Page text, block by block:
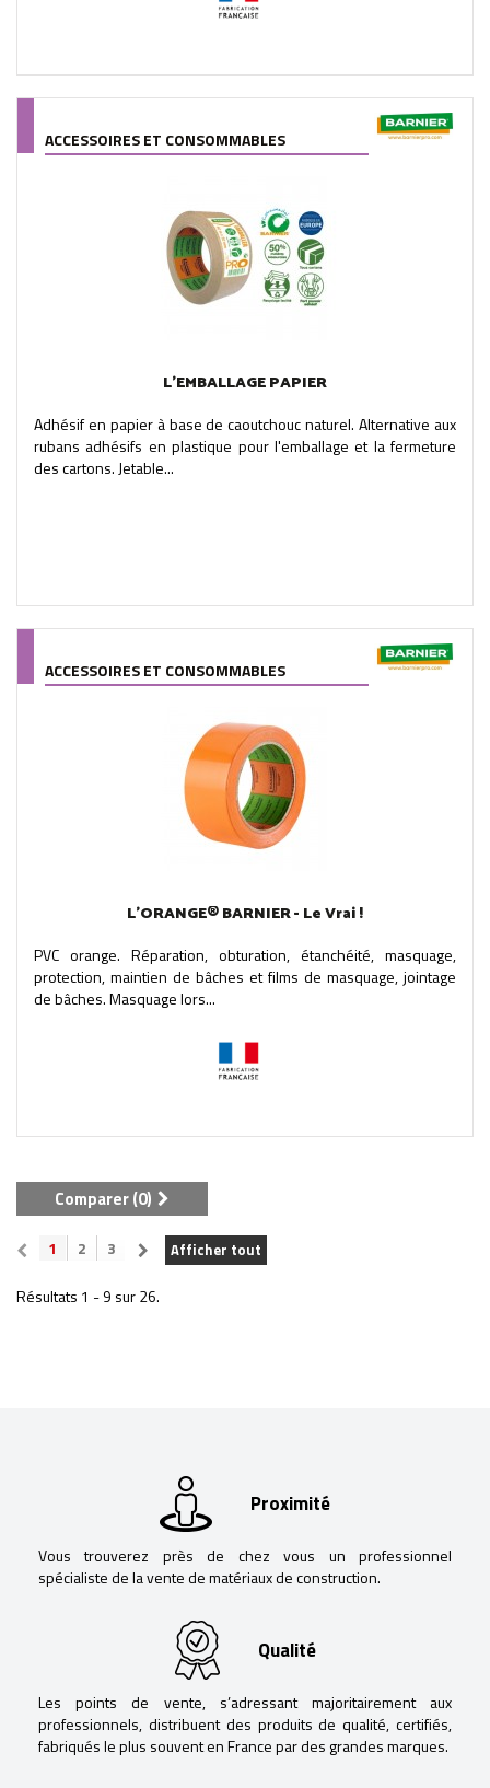
ACCESSOIRES ET CONSOMMABLES
L'EMBALLAGE PAPIER
Adhésif en papier à base de caoutchouc naturel. Alternative aux
rubans adhésifs en plastique pour l'emballage et la fermeture
des cartons. Jetable...
ACCESSOIRES ET CONSOMMABLES
L'ORANGE® BARNIER - Le Vrai !
PVC orange. Réparation, obturation, étanchéité, masquage,
protection, maintien de bâches et films de masquage, jointage
de bâches. Masquage lors...
Comparer (0)
Afficher tout
1 2 3
Résultats 1 - 9 sur 26.
Proximité
Vous trouverez près de chez vous un professionnel
spécialiste de la vente de matériaux de construction.
Qualité
Les points de vente, s’adressant majoritairement aux
professionnels, distribuent des produits de qualité, certifiés,
fabriqués le plus souvent en France par des grandes marques.